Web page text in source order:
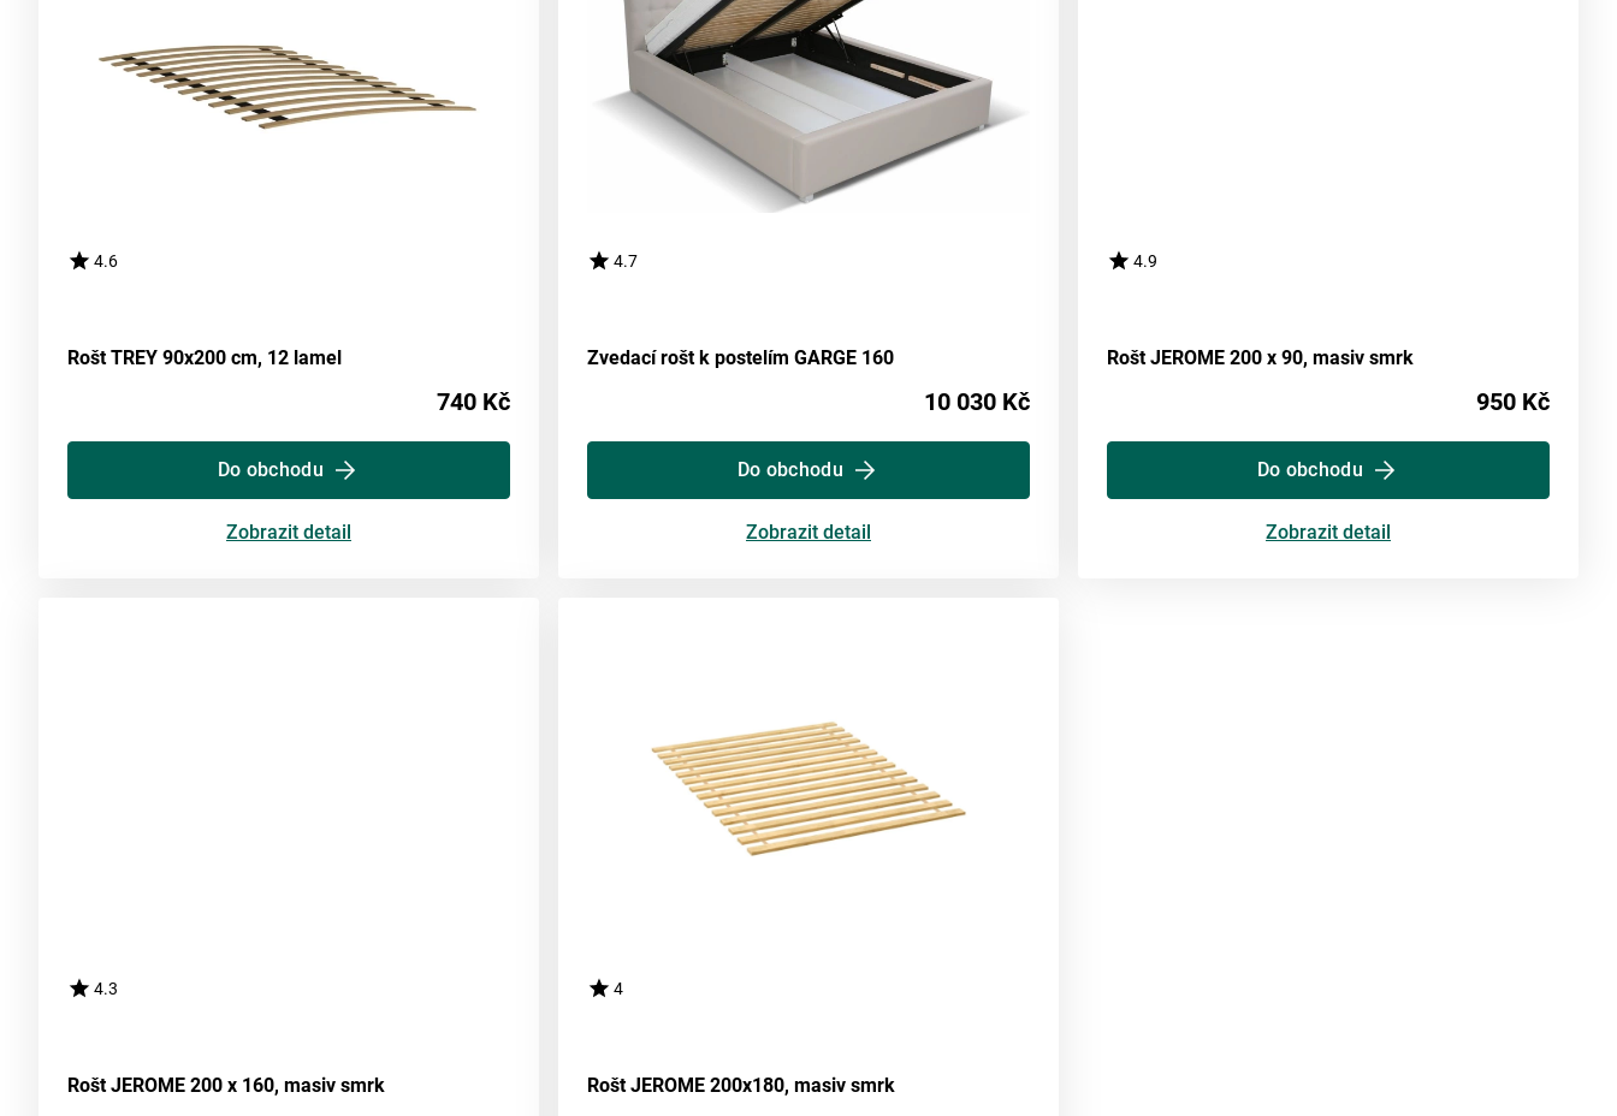
4.6
Rošt TREY 90x200 cm, 12 lamel
740 Kč
Do obchodu
Zobrazit detail
4.7
Zvedací rošt k postelím GARGE 160
10 030 Kč
Do obchodu
Zobrazit detail
4.9
Rošt JEROME 200 x 90, masiv smrk
950 Kč
Do obchodu
Zobrazit detail
4.3
Rošt JEROME 200 x 160, masiv smrk
4
Rošt JEROME 200x180, masiv smrk